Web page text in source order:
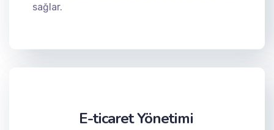
sağlar.
E-ticaret Yönetimi